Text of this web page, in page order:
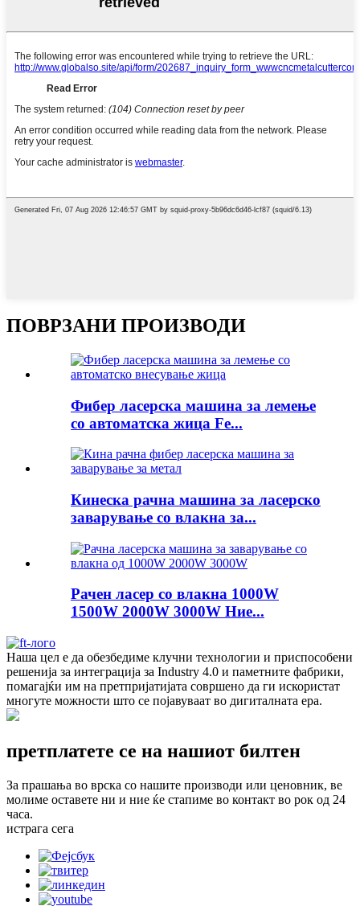
ПОВРЗАНИ ПРОИЗВОДИ
Фибер ласерска машина за лемење
со автоматска жица Fe...
Кинеска рачна машина за ласерско
заварување со влакна за...
Рачен ласер со влакна 1000W
1500W 2000W 3000W Ние...
Наша цел е да обезбедиме клучни технологии и приспособени
решенија за интеграција за Industry 4.0 и паметните фабрики,
помагајќи им на претпријатијата совршено да ги искористат
многуте можности што се појавуваат во дигиталната ера.
претплатете се на нашиот билтен
За прашања во врска со нашите производи или ценовник, ве
молиме оставете ни и ние ќе стапиме во контакт во рок од 24
часа.
истрага сега